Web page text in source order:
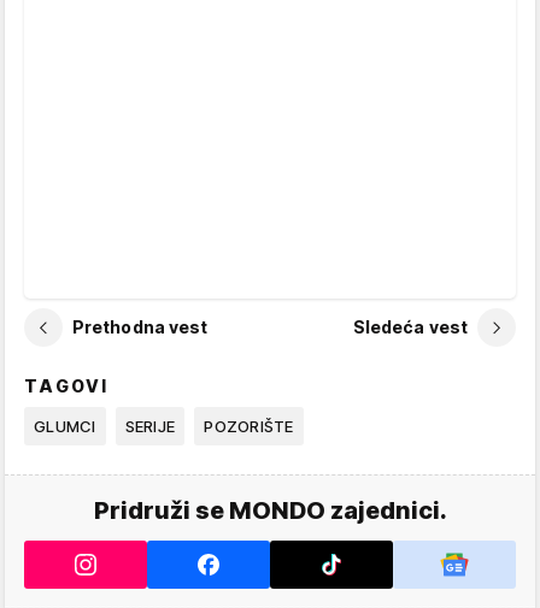
Prethodna vest Sledeća vest
TAGOVI
GLUMCI SERIJE POZORIŠTE
Pridruži se MONDO zajednici.